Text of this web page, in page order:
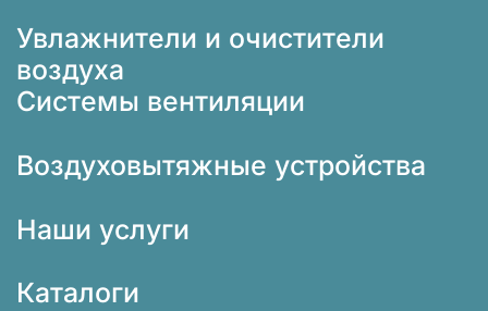
Увлажнители и очистители
воздуха
Системы вентиляции
Воздуховытяжные устройства
Наши услуги
Каталоги